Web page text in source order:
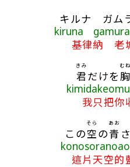
キルナ ガム
kiruna
基律納 老
君
きみ
だけを 胸
むね
我只把你
この空
そら
の青
あお
這片天空的